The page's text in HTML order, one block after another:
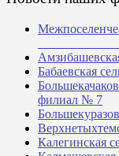
Бабаевская
филиал № 7
Калегинская